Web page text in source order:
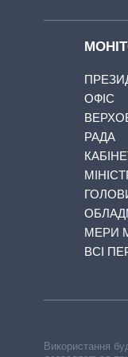
ОФІС
РАДА
МЕРИ
ВСІ
Використання